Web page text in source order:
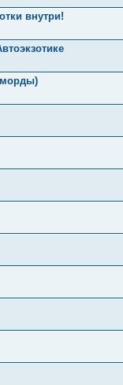
внутри!
морды)